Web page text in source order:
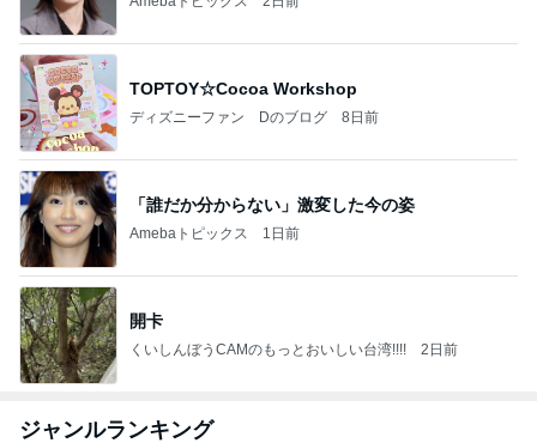
TOPTOY☆Cocoa Workshop
ディズニーファン Dのブログ 8日前
「誰だか分からない」激変した今の姿
Amebaトピックス 1日前
開卡
くいしんぼうCAMのもっとおいしい台湾!!!! 2日前
ジャンルランキング